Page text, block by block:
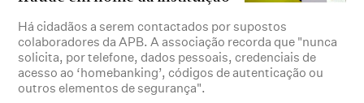
Há cidadãos a serem contactados por supostos
colaboradores da APB. A associação recorda que "nunca
solicita, por telefone, dados pessoais, credenciais de
acesso ao ‘homebanking’, códigos de autenticação ou
outros elementos de segurança".